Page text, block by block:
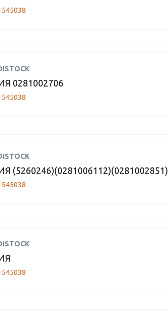
0281002706